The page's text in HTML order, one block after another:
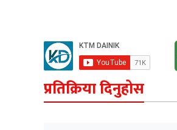
प्रतिक्रिया दिनुहोस